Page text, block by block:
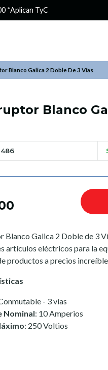
Blanco Galica 2 Doble De 3 Vías
Blanco
Blanco Galica 2 Doble de 3
artículos eléctricos para la
productos a precios
- 3 vías
Nominal: 10 Amperios
: 250 Voltios